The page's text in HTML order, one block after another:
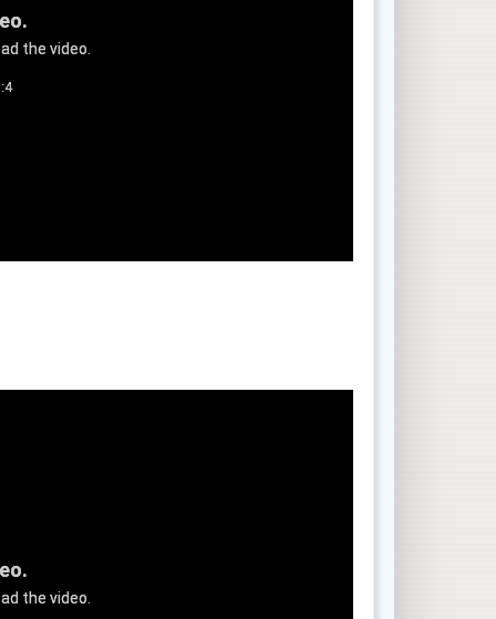
the video.
the video.